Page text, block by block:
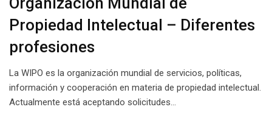
Propiedad Intelectual – Diferentes
profesiones
La WIPO es la organización mundial de servicios, políticas,
información y cooperación en materia de propiedad intelectual.
Actualmente está aceptando solicitudes…